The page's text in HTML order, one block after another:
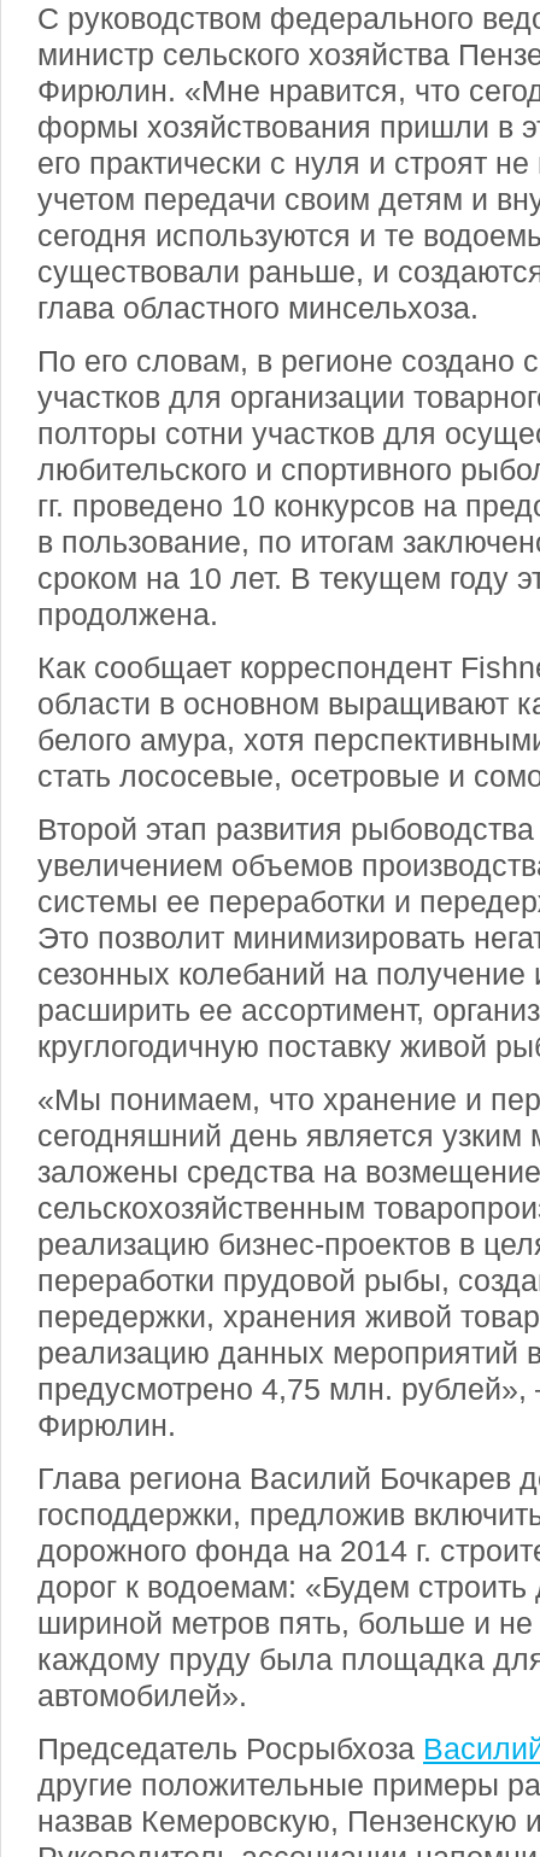
С руководством федерального
министр сельского хозяйства
Фирюлин. «Мне нравится, что
формы хозяйствования пришли в
его практически с нуля и строят
учетом передачи своим детям и
сегодня используются и те
существовали раньше, и
глава областного минсельхоза.
По его словам, в регионе создано
участков для организации
полторы сотни участков для
любительского и спортивного
гг. проведено 10 конкурсов на
в пользование, по итогам
сроком на 10 лет. В текущем году
продолжена.
Как сообщает корреспондент
области в основном выращивают
белого амура, хотя
стать лососевые, осетровые и
Второй этап развития
увеличением объемов
системы ее переработки и
Это позволит минимизировать
сезонных колебаний на получение
расширить ее ассортимент,
круглогодичную поставку живой
«Мы понимаем, что хранение и
сегодняшний день является
заложены средства на возмещение
сельскохозяйственным
реализацию бизнес-проектов в
переработки прудовой рыбы,
передержки, хранения живой
реализацию данных мероприятий
предусмотрено 4,75 млн. рублей»,
Фирюлин.
Глава региона Василий Бочкарев
господдержки, предложив
дорожного фонда на 2014 г.
дорог к водоемам: «Будем
шириной метров пять, больше и
каждому пруду была площадка
автомобилей».
Председатель Росрыбхоза
другие положительные примеры
назвав Кемеровскую, Пензенскую